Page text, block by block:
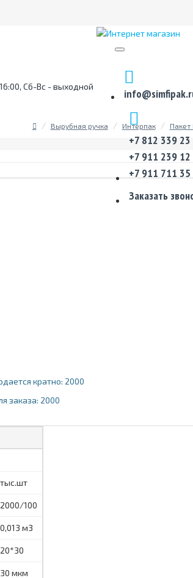
Сб-Вс - выходной
+7 812 339 23
+7 911 239 12
+7 911 711
Заказать
Вырубная ручка Интерпак
кратно: 2000
заказа: 2000
тыс.шт
2000/100
0,013 м3
20*30
30 мкм